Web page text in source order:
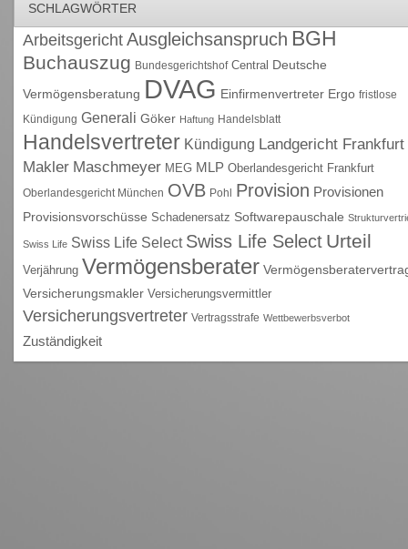
SCHLAGWÖRTER
Arbeitsgericht Ausgleichsanspruch BGH
Buchauszug Bundesgerichtshof Central Deutsche
Vermögensberatung DVAG Einfirmenvertreter Ergo fristlose
Kündigung Generali Göker Haftung Handelsblatt
Handelsvertreter Kündigung Landgericht Frankfurt
Makler Maschmeyer MEG MLP Oberlandesgericht Frankfurt
Oberlandesgericht München OVB Pohl Provision Provisionen
Provisionsvorschüsse Schadenersatz Softwarepauschale
Swiss Life Swiss Life Select Swiss Life Select Urteil
Verjährung Vermögensberater
Versicherungsmakler Versicherungsvermittler
Versicherungsvertreter Vertragsstrafe Wettbewerbsverbot
Zuständigkeit